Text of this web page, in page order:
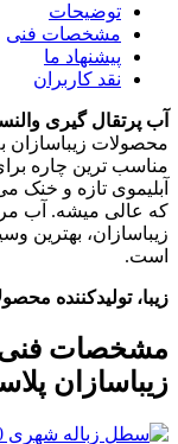
توضیحات
مشخصات فنی
پیشنهاد ما
نقد کاربران
آب پرتقال گیری والنسیا
محصولات
مناسب ترین چاره
آبلیموی تازه و خنک
که عالی میشه. آب
زیباسازان، بهترین
است.
زیبا، تولیدکننده
مشخصات
زیباسازان پلاستیک